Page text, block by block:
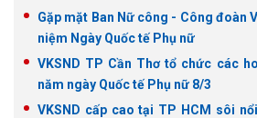
Gặp mặt Ban Nữ công - Công đoàn
niệm Ngày Quốc tế Phụ nữ
VKSND TP Cần Thơ tổ chức các
năm ngày Quốc tế Phụ nữ 8/3
VKSND cấp cao tại TP HCM sôi